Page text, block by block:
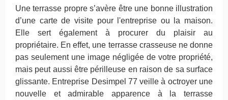
Une terrasse propre s’avère être une bonne illustration
d’une carte de visite pour l'entreprise ou la maison.
Elle sert également à procurer du plaisir au
propriétaire. En effet, une terrasse crasseuse ne donne
pas seulement une image négligée de votre propriété,
mais peut aussi être périlleuse en raison de sa surface
glissante. Entreprise Desimpel 77 veille à octroyer une
nouvelle et admirable apparence à la terrasse